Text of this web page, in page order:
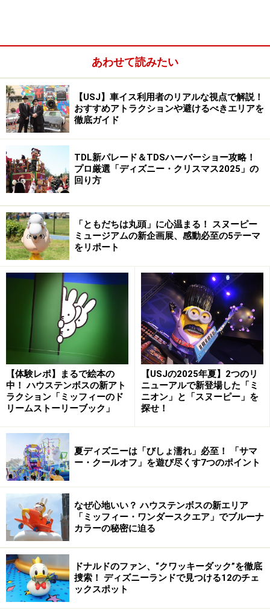
【2】東京ディズニーランド（千葉県・舞浜）
■クリスマス・ファンタジー
／2009年12月25日（金）まで
今年初登場の昼のパレード「ホワイトホリデーパレー
ド」では、雪が降り積もるおとぎの国をイメージ。ミッ
キーやミニー、そしてサンタやスノーマウスなども登場
します。夜のパレードもクリスマスバージョン、「ホー
ンテッドマンション」「カントリーベア・シアター」
「イッツ・ア・スモールワールド」はクリスマススペシ
ャルプログラムです。パーク内のクリスマスデコレーシ
ョン、フォトスポット、限定メニュー・グッズも見逃せ
ません！
東京ディズニーリゾート
TEL：0570-00-8632 料金：1デーパスポート 大人
5800円、中学・高校生5000円、4歳～小学生3900円 営
業時間：日により異なる ©Disney
絶叫タワーアトラクション「G-max」が、高さ50ｍの巨大ツ
リーに大変身！
【3】東武動物公園 （埼玉県・南埼玉）
■ウィンターイルミネーション“4Seasons”
／2010年1月11日（月祝）まで
開園以来、初めてとなる冬のイルミネーションです。コ
ンセプトは“4Seasons”。毎年この季節に、四季を彩る光
の演出を届けてくれます。1年目の今年は「春」をイメ
ージし、湖畔のソメイヨシノは桜色に彩られ、アトラク
ション「G-max」は日本最大級の光のツリーとなりま
す。期間中は、通常の営業時間とは別となり、17:00から
再度営業。イルミネーション入園券は大人・小人共通で
500円です。
あわせて読みたい
【USJ】車イス利用者のリアルな視点で解説！
おすすめアトラクションや避けるべきエリアを
徹底ガイド
TDL新パレード＆TDSハーバーショー攻略！
プロ厳選「ディズニー・クリスマス2025」の
回り方
「ともだちは丸頭」に心温まる！ スヌーピー
ミュージアムの新企画展、感動必至の5テーマ
をリポート
【体験レポ】まるで絵本の
中！ ハウステンボスの新アト
ラクション「ミッフィーのド
リームストーリーブック」
【USJの2025年夏】2つのリ
ニューアルで新登場した「ミ
ニオン」と「スヌーピー」を
探せ！
夏ディズニーは「びしょ濡れ」必至！ 「サマ
ー・クールオフ」を遊び尽くす7つのポイント
なぜ心地いい？ ハウステンボスの新エリア
「ミッフィー・ワンダースクエア」でブルーナ
カラーの秘密に迫る
ドナルドのファン、“クワッキーダック”を徹底
捜索！ ディズニーランドで見つける12のチェ
ックスポット